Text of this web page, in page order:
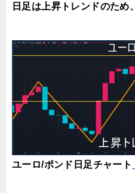
日足は上昇トレンドのため、
ユーロ/ポンド日足チャート